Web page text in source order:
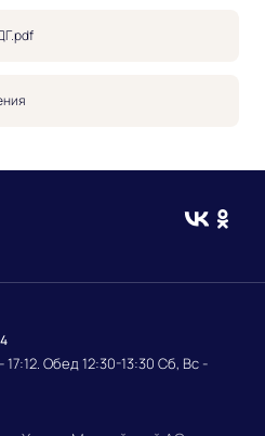
Обед 12:30-13:30 Сб, Вс -